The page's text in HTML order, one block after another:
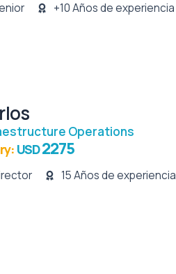
+10 Años de experiencia
Operations
USD2275
15 Años de experiencia